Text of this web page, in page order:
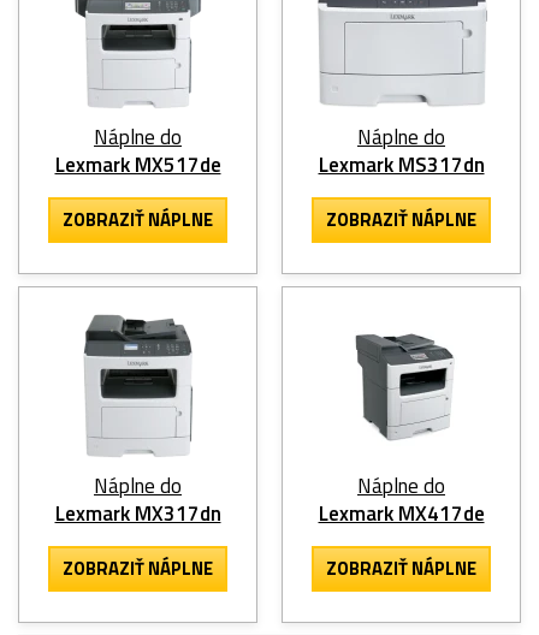
Náplne do
Lexmark MX517de
ZOBRAZIŤ NÁPLNE
Náplne do
Lexmark MS317dn
ZOBRAZIŤ NÁPLNE
Náplne do
Lexmark MX317dn
ZOBRAZIŤ NÁPLNE
Náplne do
Lexmark MX417de
ZOBRAZIŤ NÁPLNE